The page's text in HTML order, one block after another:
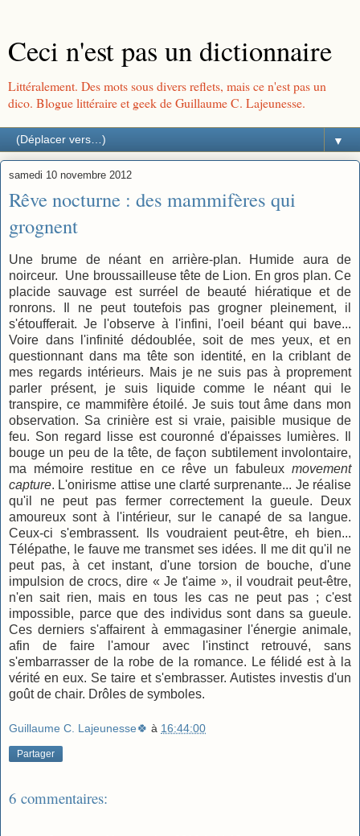
Ceci n'est pas un dictionnaire
Littéralement. Des mots sous divers reflets, mais ce n'est pas un
dico. Blogue littéraire et geek de Guillaume C. Lajeunesse.
▼
samedi 10 novembre 2012
Rêve nocturne : des mammifères qui
grognent
Une brume de néant en arrière-plan. Humide aura de
noirceur. Une broussailleuse tête de Lion. En gros plan. Ce
placide sauvage est surréel de beauté hiératique et de
ronrons. Il ne peut toutefois pas grogner pleinement, il
s'étoufferait. Je l'observe à l'infini, l'oeil béant qui bave...
Voire dans l'infinité dédoublée, soit de mes yeux, et en
questionnant dans ma tête son identité, en la criblant de
mes regards intérieurs. Mais je ne suis pas à proprement
parler présent, je suis liquide comme le néant qui le
transpire, ce mammifère étoilé. Je suis tout âme dans mon
observation. Sa crinière est si vraie, paisible musique de
feu. Son regard lisse est couronné d'épaisses lumières. Il
bouge un peu de la tête, de façon subtilement involontaire,
ma mémoire restitue en ce rêve un fabuleux movement
capture. L'onirisme attise une clarté surprenante... Je réalise
qu'il ne peut pas fermer correctement la gueule. Deux
amoureux sont à l'intérieur, sur le canapé de sa langue.
Ceux-ci s'embrassent. Ils voudraient peut-être, eh bien...
Télépathe, le fauve me transmet ses idées. Il me dit qu'il ne
peut pas, à cet instant, d'une torsion de bouche, d'une
impulsion de crocs, dire « Je t'aime », il voudrait peut-être,
n'en sait rien, mais en tous les cas ne peut pas ; c'est
impossible, parce que des individus sont dans sa gueule.
Ces derniers s'affairent à emmagasiner l'énergie animale,
afin de faire l'amour avec l'instinct retrouvé, sans
s'embarrasser de la robe de la romance. Le félidé est à la
vérité en eux. Se taire et s'embrasser. Autistes investis d'un
goût de chair. Drôles de symboles.
Guillaume C. Lajeunesse🍀 à 16:44:00
Partager
6 commentaires: